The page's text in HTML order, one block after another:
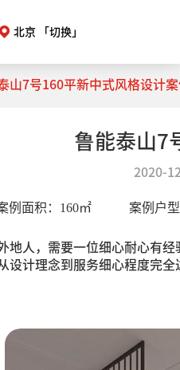
北京 「切换」
山7号160平新中式风格设计
鲁能泰山7
2020-
例面积： 160㎡ 案例户
地人，需要一位细心耐心有
设计理念到服务细心程度完全